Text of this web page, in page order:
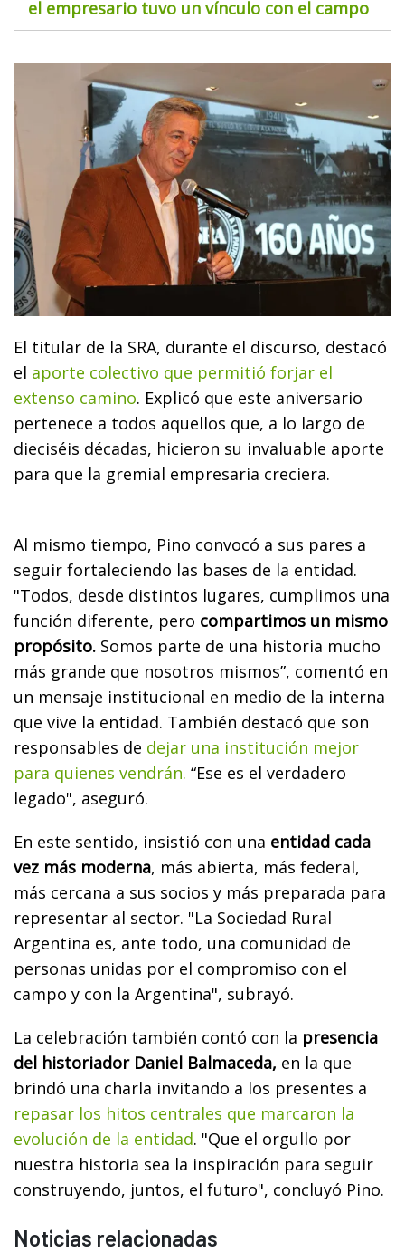
el empresario tuvo un vínculo con el campo
El titular de la SRA, durante el discurso, destacó
el aporte colectivo que permitió forjar el
extenso camino. Explicó que este aniversario
pertenece a todos aquellos que, a lo largo de
dieciséis décadas, hicieron su invaluable aporte
para que la gremial empresaria creciera.
Al mismo tiempo, Pino convocó a sus pares a
seguir fortaleciendo las bases de la entidad.
"Todos, desde distintos lugares, cumplimos una
función diferente, pero compartimos un mismo
propósito. Somos parte de una historia mucho
más grande que nosotros mismos”, comentó en
un mensaje institucional en medio de la interna
que vive la entidad. También destacó que son
responsables de dejar una institución mejor
para quienes vendrán. “Ese es el verdadero
legado", aseguró.
En este sentido, insistió con una entidad cada
vez más moderna, más abierta, más federal,
más cercana a sus socios y más preparada para
representar al sector. "La Sociedad Rural
Argentina es, ante todo, una comunidad de
personas unidas por el compromiso con el
campo y con la Argentina", subrayó.
La celebración también contó con la presencia
del historiador Daniel Balmaceda, en la que
brindó una charla invitando a los presentes a
repasar los hitos centrales que marcaron la
evolución de la entidad. "Que el orgullo por
nuestra historia sea la inspiración para seguir
construyendo, juntos, el futuro", concluyó Pino.
Noticias relacionadas